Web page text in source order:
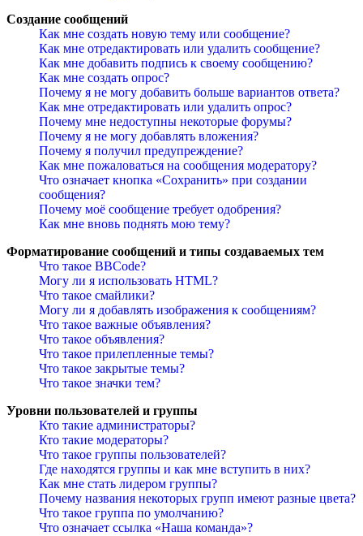
Создание сообщений
Как мне создать новую тему или сообщение?
Как мне отредактировать или удалить сообщение?
Как мне добавить подпись к своему сообщению?
Как мне создать опрос?
Почему я не могу добавить больше вариантов ответа?
Как мне отредактировать или удалить опрос?
Почему мне недоступны некоторые форумы?
Почему я не могу добавлять вложения?
Почему я получил предупреждение?
Как мне пожаловаться на сообщения модератору?
Что означает кнопка «Сохранить» при создании
сообщения?
Почему моё сообщение требует одобрения?
Как мне вновь поднять мою тему?
Форматирование сообщений и типы создаваемых тем
Что такое BBCode?
Могу ли я использовать HTML?
Что такое смайлики?
Могу ли я добавлять изображения к сообщениям?
Что такое важные объявления?
Что такое объявления?
Что такое прилепленные темы?
Что такое закрытые темы?
Что такое значки тем?
Уровни пользователей и группы
Кто такие администраторы?
Кто такие модераторы?
Что такое группы пользователей?
Где находятся группы и как мне вступить в них?
Как мне стать лидером группы?
Почему названия некоторых групп имеют разные цвета?
Что такое группа по умолчанию?
Что означает ссылка «Наша команда»?